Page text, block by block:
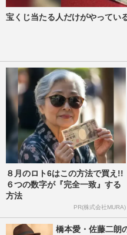
宝くじ当たる人だけがやってい
８月のロト6はこの方法で買え!!
６つの数字が『完全一致』する
方法
PR(株式会社MURA)
橋本愛・佐藤二朗